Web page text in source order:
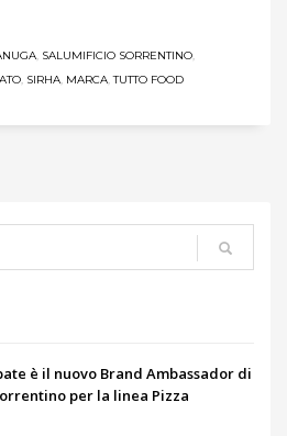
, SALUMIFICIO SORRENTINO,
, SIRHA, MARCA,TUTTO FOOD
è il nuovo Brand Ambassador di
per la linea Pizza